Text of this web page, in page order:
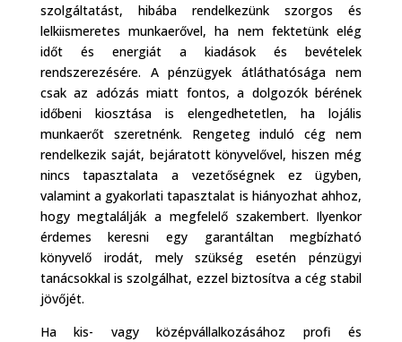
szolgáltatást, hibába rendelkezünk szorgos és
lelkiismeretes munkaerővel, ha nem fektetünk elég
időt és energiát a kiadások és bevételek
rendszerezésére. A pénzügyek átláthatósága nem
csak az adózás miatt fontos, a dolgozók bérének
időbeni kiosztása is elengedhetetlen, ha lojális
munkaerőt szeretnénk. Rengeteg induló cég nem
rendelkezik saját, bejáratott könyvelővel, hiszen még
nincs tapasztalata a vezetőségnek ez ügyben,
valamint a gyakorlati tapasztalat is hiányozhat ahhoz,
hogy megtalálják a megfelelő szakembert. Ilyenkor
érdemes keresni egy garantáltan megbízható
könyvelő irodát, mely szükség esetén pénzügyi
tanácsokkal is szolgálhat, ezzel biztosítva a cég stabil
jövőjét.
Ha kis- vagy középvállalkozásához profi és